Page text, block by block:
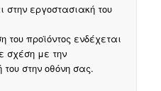
στην εργοστασιακή του
προϊόντος ενδέχεται
σχέση με την
στην οθόνη σας.